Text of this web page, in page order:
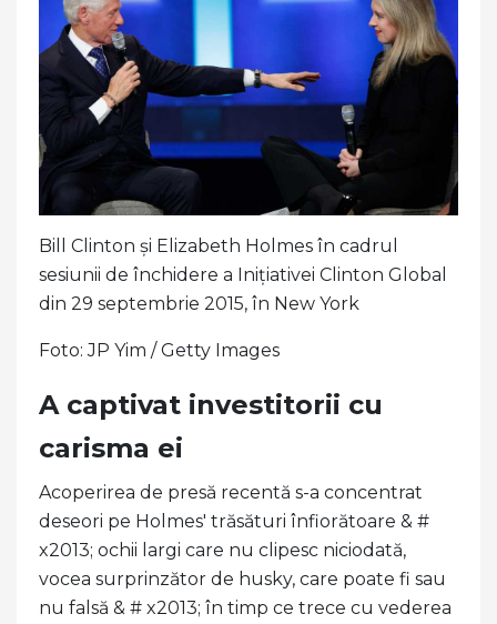
Bill Clinton și Elizabeth Holmes în cadrul
sesiunii de închidere a Inițiativei Clinton Global
din 29 septembrie 2015, în New York
Foto: JP Yim / Getty Images
A captivat investitorii cu
carisma ei
Acoperirea de presă recentă s-a concentrat
deseori pe Holmes' trăsături înfiorătoare & #
x2013; ochii largi care nu clipesc niciodată,
vocea surprinzător de husky, care poate fi sau
nu falsă & # x2013; în timp ce trece cu vederea